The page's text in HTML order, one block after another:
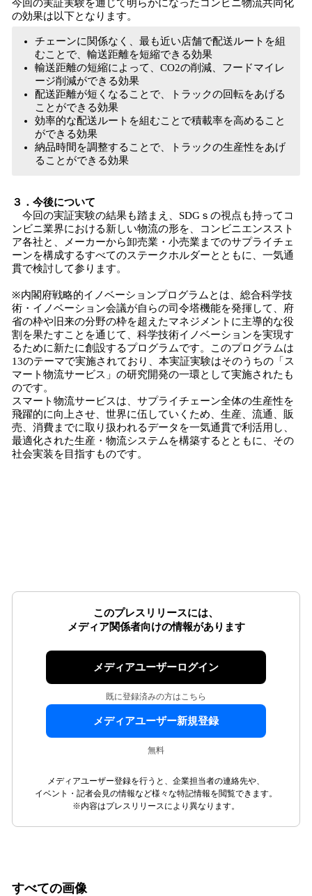
今回の実証実験を通じて明らかになったコンビニ物流共同化
の効果は以下となります。
チェーンに関係なく、最も近い店舗で配送ルートを組
むことで、輸送距離を短縮できる効果
輸送距離の短縮によって、CO2の削減、フードマイレ
ージ削減ができる効果
配送距離が短くなることで、トラックの回転をあげる
ことができる効果
効率的な配送ルートを組むことで積載率を高めること
ができる効果
納品時間を調整することで、トラックの生産性をあげ
ることができる効果
３．今後について
今回の実証実験の結果も踏まえ、SDGｓの視点も持ってコ
ンビニ業界における新しい物流の形を、コンビニエンススト
ア各社と、メーカーから卸売業・小売業までのサプライチェ
ーンを構成するすべてのステークホルダーとともに、一気通
貫で検討して参ります。
※内閣府戦略的イノベーションプログラムとは、総合科学技
術・イノベーション会議が自らの司令塔機能を発揮して、府
省の枠や旧来の分野の枠を超えたマネジメントに主導的な役
割を果たすことを通じて、科学技術イノベーションを実現す
るために新たに創設するプログラムです。このプログラムは
13のテーマで実施されており、本実証実験はそのうちの「ス
マート物流サービス」の研究開発の一環として実施されたも
のです。
スマート物流サービスは、サプライチェーン全体の生産性を
飛躍的に向上させ、世界に伍していくため、生産、流通、販
売、消費までに取り扱われるデータを一気通貫で利活用し、
最適化された生産・物流システムを構築するとともに、その
社会実装を目指すものです。
このプレスリリースには、
メディア関係者向けの情報があります
メディアユーザーログイン
既に登録済みの方はこちら
メディアユーザー新規登録
無料
メディアユーザー登録を行うと、企業担当者の連絡先や、
イベント・記者会見の情報など様々な特記情報を閲覧できます。
※内容はプレスリリースにより異なります。
すべての画像